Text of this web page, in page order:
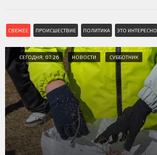
СВЕЖЕЕ ПРОИСШЕСТВИЕ ПОЛИТИКА ЭТО ИНТЕРЕСНО
СЕГОДНЯ, 07:26 НОВОСТИ СУББОТНИК